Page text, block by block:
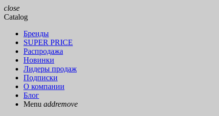
close
Catalog
Бренды
SUPER PRICE
Распродажа
Новинки
Лидеры продаж
Подписки
О компании
Блог
Menu addremove